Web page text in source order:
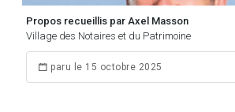
Propos recueillis par Axel Masson
Village des Notaires et du Patrimoine
paru le 15 octobre 2025